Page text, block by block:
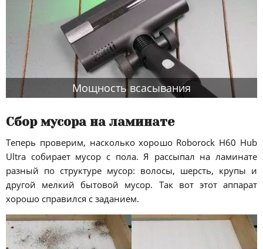
Мощность всасывания
Сбор мусора на ламинате
Теперь проверим, насколько хорошо Roborock H60 Hub
Ultra собирает мусор с пола. Я рассыпал на ламинате
разный по структуре мусор: волосы, шерсть, крупы и
другой мелкий бытовой мусор. Так вот этот аппарат
хорошо справился с заданием.